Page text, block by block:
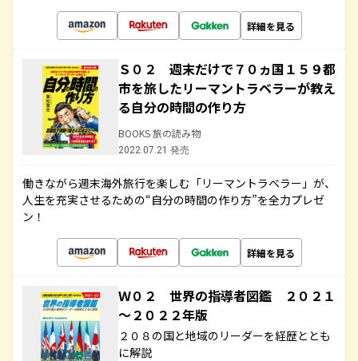
詳細を見る
Ｓ０２ 週末だけで７０ヵ国１５９都
市を旅したリーマントラベラーが教え
る自分の時間の作り方
BOOKS 旅の読み物
2022.07.21 発売
働きながら週末海外旅行を楽しむ「リーマントラベラー」が、
人生を充実させるための“自分の時間の作り方”を全力プレゼ
ン！
詳細を見る
Ｗ０２ 世界の指導者図鑑 ２０２１
～２０２２年版
２０８の国と地域のリーダーを経歴ととも
に解説